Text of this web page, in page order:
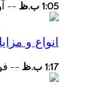
1:05 ب.ظ --
انواع و
1:17 ب.ظ --